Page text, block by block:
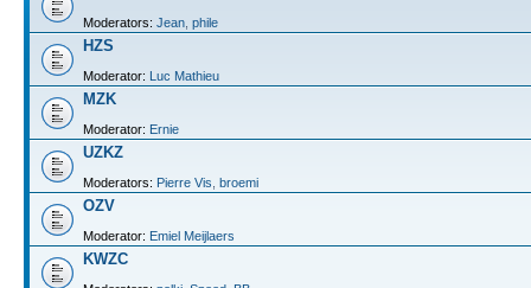
Moderators: Jean phile
HZS
Moderator: Luc Mathieu
MZK
Moderator: Ernie
UZKZ
Moderators: Pierre Vis broemi
OZV
Moderator: Emiel Meijlaers
KWZC